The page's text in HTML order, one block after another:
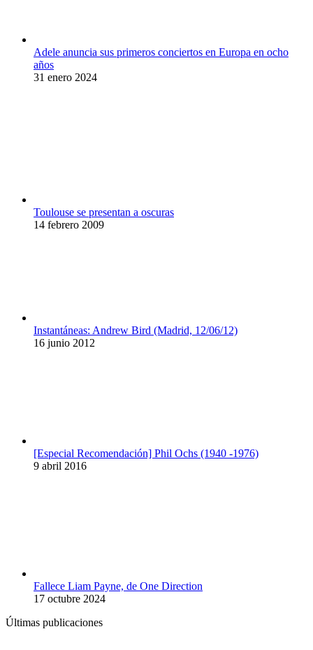
Adele anuncia sus primeros conciertos en Europa en ocho
años
31 enero 2024
Toulouse se presentan a oscuras
14 febrero 2009
Instantáneas: Andrew Bird (Madrid, 12/06/12)
16 junio 2012
[Especial Recomendación] Phil Ochs (1940 -1976)
9 abril 2016
Fallece Liam Payne, de One Direction
17 octubre 2024
Últimas publicaciones